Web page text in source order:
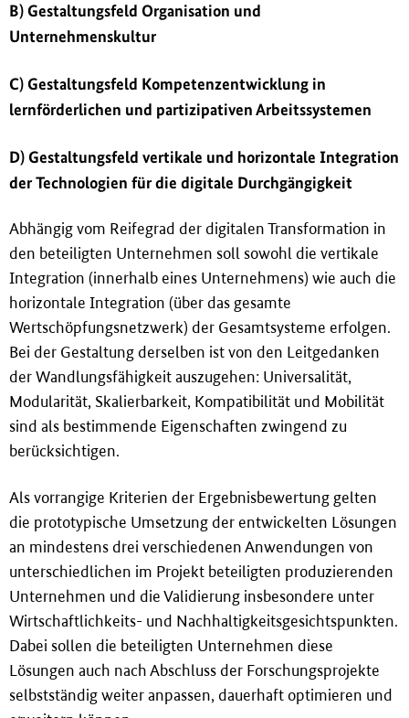
B) Gestaltungsfeld Organisation und
Unternehmenskultur
C) Gestaltungsfeld Kompetenzentwicklung in
lernförderlichen und partizipativen Arbeitssystemen
D) Gestaltungsfeld vertikale und horizontale Integration
der Technologien für die digitale Durchgängigkeit
Abhängig vom Reifegrad der digitalen Transformation in
den beteiligten Unternehmen soll sowohl die vertikale
Integration (innerhalb eines Unternehmens) wie auch die
horizontale Integration (über das gesamte
Wertschöpfungsnetzwerk) der Gesamtsysteme erfolgen.
Bei der Gestaltung derselben ist von den Leitgedanken
der Wandlungsfähigkeit auszugehen: Universalität,
Modularität, Skalierbarkeit, Kompatibilität und Mobilität
sind als bestimmende Eigenschaften zwingend zu
berücksichtigen.
Als vorrangige Kriterien der Ergebnisbewertung gelten
die prototypische Umsetzung der entwickelten Lösungen
an mindestens drei verschiedenen Anwendungen von
unterschiedlichen im Projekt beteiligten produzierenden
Unternehmen und die Validierung insbesondere unter
Wirtschaftlichkeits- und Nachhaltigkeitsgesichtspunkten.
Dabei sollen die beteiligten Unternehmen diese
Lösungen auch nach Abschluss der Forschungsprojekte
selbstständig weiter anpassen, dauerhaft optimieren und